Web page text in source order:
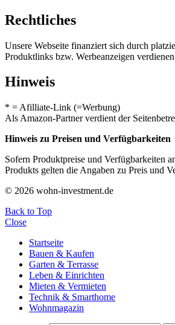
Rechtliches
Unsere Webseite finanziert sich durch
Produktlinks bzw. Werbeanzeigen
Hinweis
* = Afilliate-Link (=Werbung)
Als Amazon-Partner verdient der
Hinweis zu Preisen und Verfügbarkeiten
Sofern Produktpreise und Verfügbarkeiten
Produkts gelten die Angaben zu Preis und
© 2026 wohn-investment.de
Back to Top
Close
Startseite
Bauen & Kaufen
Garten & Terrasse
Leben & Einrichten
Mieten & Vermieten
Technik & Smarthome
Wohnmagazin